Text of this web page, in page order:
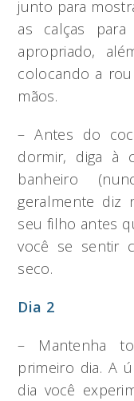
junto para
as calças
apropriado,
colocando a
mãos.
– Antes do
dormir, diga à
banheiro
geralmente diz
seu filho antes
você se sentir
seco.
Dia 2
– Mantenha
primeiro dia. A
dia você